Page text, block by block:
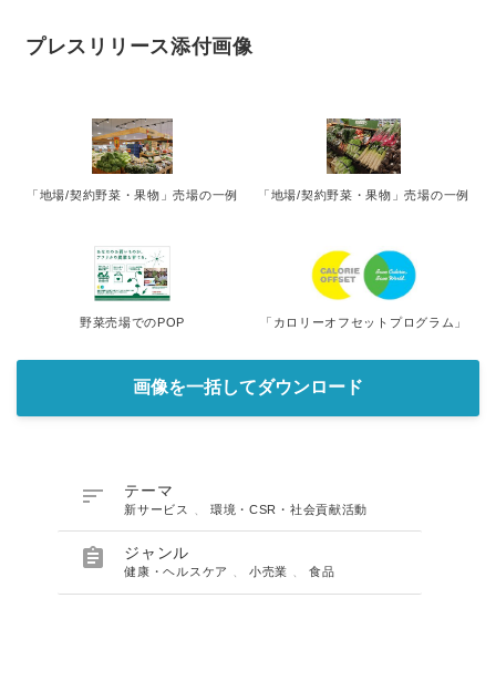
プレスリリース添付画像
「地場/契約野菜・果物」売場の一例 「地場/契約野菜・果物」売場の一例
野菜売場でのPOP 「カロリーオフセットプログラム」
画像を一括してダウンロード
 テーマ
新サービス 環境・CSR・社会貢献活動
 ジャンル
健康・ヘルスケア 、小売業 、食品